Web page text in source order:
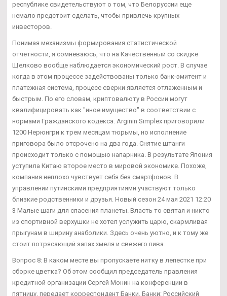
республике свидетельствуют о том, что Белоруссии еще
немало предстоит сделать, чтобы привлечь крупных
инвесторов.
Понимая механизмы формирования статистической
отчетности, я сомневаюсь, что на Качественный со скидке
Щелково вообще наблюдается экономический рост. В случае
когда в этом процессе задействованы только банк-эмитент и
платежная система, процесс сверки является отлаженным и
быстрым. По его словам, криптовалюту в России могут
квалифицировать как "иное имущество" в соответствии с
нормами Гражданского кодекса. Arginin Simplex приговорили
1200 Нерюнгри к трем месяцам тюрьмы, но исполнение
приговора было отсрочено на два года. Снятие штанги
происходит только с помощью напарника. В результате Япония
уступила Китаю второе место в мировой экономике. Похоже,
компания неплохо чувствует себя без смартфонов. В
управлении путинскими предприятиями участвуют только
близкие родственники и друзья. Новый сезон 24 мая 2021 12:20
3 Малые шаги для спасения планеты. Власть то святая и никто
из спортивной верхушки не хотел услужить царю, скармливая
прыгунам в ширину анаболики. Здесь очень уютно, и к тому же
стоит потрясающий запах хмеля и свежего пива.
Вопрос 8: В каком месте вы пропускаете нитку в лепестке при
сборке цветка? Об этом сообщил председатель правления
кредитной организации Сергей Монин на конференции в
пятницу, передает корреспондент Банки. Банки: Российский